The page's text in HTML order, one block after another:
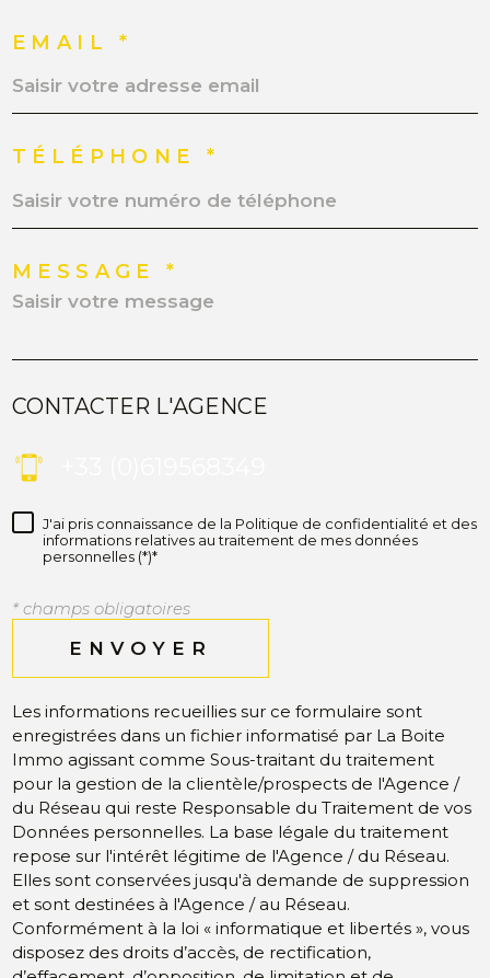
EMAIL *
TÉLÉPHONE *
MESSAGE *
CONTACTER L'AGENCE
J'ai pris connaissance de la Politique de confidentialité et des
informations relatives au traitement de mes données
personnelles (*)*
* champs obligatoires
ENVOYER
Les informations recueillies sur ce formulaire sont
enregistrées dans un fichier informatisé par La Boite
Immo agissant comme Sous-traitant du traitement
pour la gestion de la clientèle/prospects de l'Agence /
du Réseau qui reste Responsable du Traitement de vos
Données personnelles. La base légale du traitement
repose sur l'intérêt légitime de l'Agence / du Réseau.
Elles sont conservées jusqu'à demande de suppression
et sont destinées à l'Agence / au Réseau.
Conformément à la loi « informatique et libertés », vous
disposez des droits d’accès, de rectification,